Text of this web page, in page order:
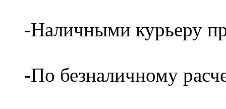
-Наличными курьеру
-По безналичному